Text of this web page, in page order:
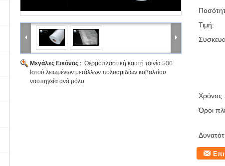
Μεγάλες Εικόνας : Θερμοπλαστική καυτή ταινία 500
Ιστού λειωμένων μετάλλων πολυαμιδίων κοβαλτίου
ναυπηγεία ανά ρόλο
Τιμή:
Χρόνος
Όροι